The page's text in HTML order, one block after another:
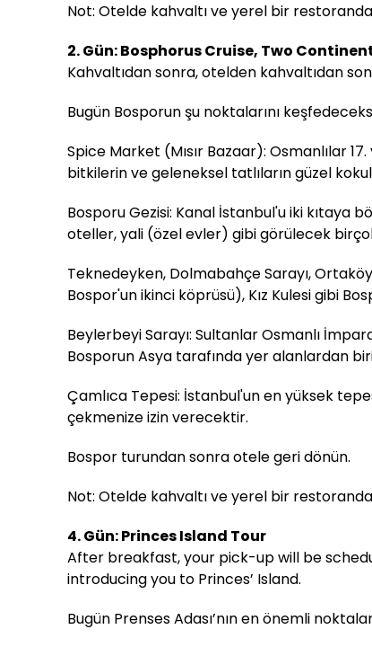
Not: Otelde kahvaltı ve yerel bir
2. Gün: Bosphorus Cruise, Two
Kahvaltıdan sonra, otelden kahvaltıdan
Bugün Bosporun şu noktalarını
Spice Market (Mısır Bazaar): Osmanlılar
bitkilerin ve geleneksel tatlıların güzel
Bosporu Gezisi: Kanal İstanbul'u iki kıtaya
oteller, yali (özel evler) gibi görülecek
Teknedeyken, Dolmabahçe Sarayı,
Bospor'un ikinci köprüsü), Kız Kulesi gibi
Beylerbeyi Sarayı: Sultanlar Osmanlı
Bosporun Asya tarafında yer alanlardan
Çamlıca Tepesi: İstanbul'un en yüksek
çekmenize izin verecektir.
Bospor turundan sonra otele geri dönün.
Not: Otelde kahvaltı ve yerel bir
4. Gün: Princes Island Tour
After breakfast, your pick-up will be
introducing you to Princes’ Island.
Bugün Prenses Adası’nın en önemli